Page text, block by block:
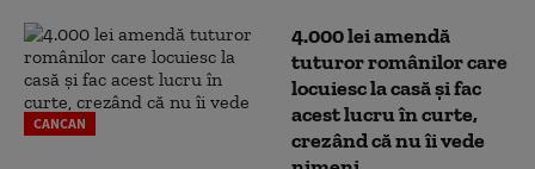
CANCAN
4.000 lei amendă
tuturor românilor care
locuiesc la casă și fac
acest lucru în curte,
crezând că nu îi vede